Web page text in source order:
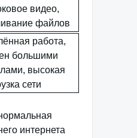
видео,
файлов
работа,
большими
высокая
сети
интернета